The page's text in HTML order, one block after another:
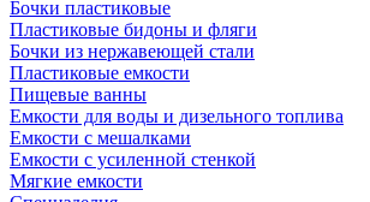
Бочки пластиковые
Пластиковые бидоны и фляги
Бочки из нержавеющей стали
Пластиковые емкости
Пищевые ванны
Емкости для воды и дизельного топлива
Емкости с мешалками
Емкости с усиленной стенкой
Мягкие емкости